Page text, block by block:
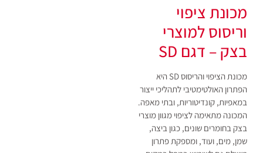
מכונת ציפוי
וריסוס למוצרי
בצק – דגם SD
מכונת הציפוי והריסוס SD היא
הפתרון האולטימטיבי לתהליכי ייצור
במאפיות, קונדיטוריות, ובתי מאפה.
המכונה מתאימה לציפוי מגוון מוצרי
בצק בחומרים שונים, כגון ביצה,
שמן, מים, ועוד, ומספקת פתרון